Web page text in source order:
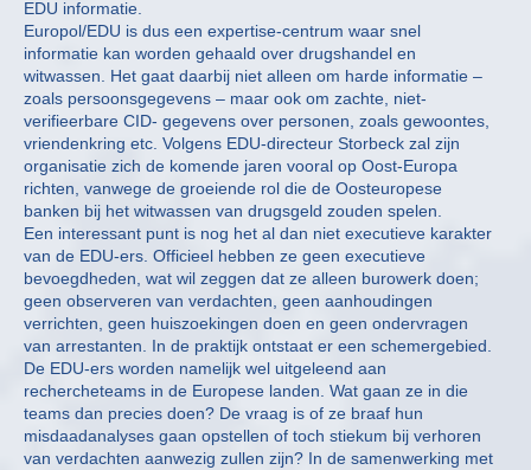
EDU informatie.
Europol/EDU is dus een expertise-centrum waar snel
informatie kan worden gehaald over drugshandel en
witwassen. Het gaat daarbij niet alleen om harde informatie –
zoals persoonsgegevens – maar ook om zachte, niet-
verifieerbare CID- gegevens over personen, zoals gewoontes,
vriendenkring etc. Volgens EDU-directeur Storbeck zal zijn
organisatie zich de komende jaren vooral op Oost-Europa
richten, vanwege de groeiende rol die de Oosteuropese
banken bij het witwassen van drugsgeld zouden spelen.
Een interessant punt is nog het al dan niet executieve karakter
van de EDU-ers. Officieel hebben ze geen executieve
bevoegdheden, wat wil zeggen dat ze alleen burowerk doen;
geen observeren van verdachten, geen aanhoudingen
verrichten, geen huiszoekingen doen en geen ondervragen
van arrestanten. In de praktijk ontstaat er een schemergebied.
De EDU-ers worden namelijk wel uitgeleend aan
rechercheteams in de Europese landen. Wat gaan ze in die
teams dan precies doen? De vraag is of ze braaf hun
misdaadanalyses gaan opstellen of toch stiekum bij verhoren
van verdachten aanwezig zullen zijn? In de samenwerking met